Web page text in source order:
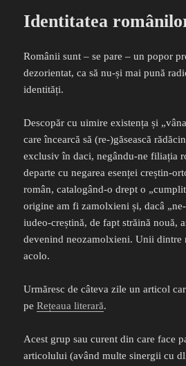
Identitatea
Românii sunt – se pare – un popor
dezorientat, ca să nu-și mai pună
identități.
Descopăr cu uimire existența și
care încearcă să (re-)găsească
exclusiv în daci, negându-ne filiația
departe cu negarea esenței creștin-
român, catalogând-o drept o
origine am fi zamolxieni și, dacâ
iudeo-creștină, de fapt străină nouă,
devenind neozamolxieni. Unii dintre
acolo.
Urmăresc de câteva zile un articol
peRețeaua literară.
Acest grup sau curent din care face
articolului (având multe sinergii cu